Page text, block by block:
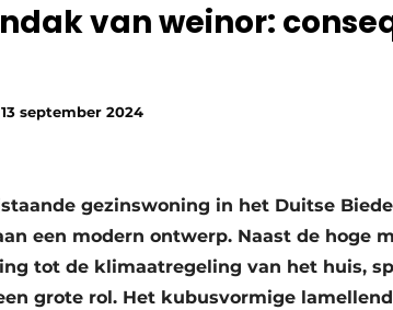
van weinor:
13 september 2024
gezinswoning in het Duitse
een modern ontwerp. Naast de hoge
tot de klimaatregeling van het huis,
grote rol. Het kubusvormige